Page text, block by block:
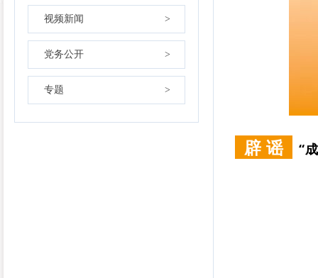
视频新闻 >
党务公开 >
专题 >
辟 谣 “